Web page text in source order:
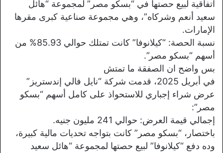
اتفاقية لبيع حصتها في “بسكو مصر” لمجموعة “هائل
سعيد أنعم وشركاه”، وهي مجموعة صناعية كبرى مقرها
الإمارات.
نسبة الحصة: “كيلانوفا” كانت تمتلك حوالي 85.93% من
أسهم “بسكو مصر”.
بس واضح ان الصفقة ما تمتش
في أبريل 2025، قدمت شركة “نايل فالي إندستريز”
عرض شراء إجباري للاستحواذ على كامل أسهم “بسكو
مصر”:
إجمالي قيمة العرض: حوالي 241 مليون جنيه.
باختصار، “بسكو مصر” كانت بتواجه تحديات مالية كبيرة،
وده دفع “كيلانوفا” لبيع حصتها لمجموعة “هائل سعيد